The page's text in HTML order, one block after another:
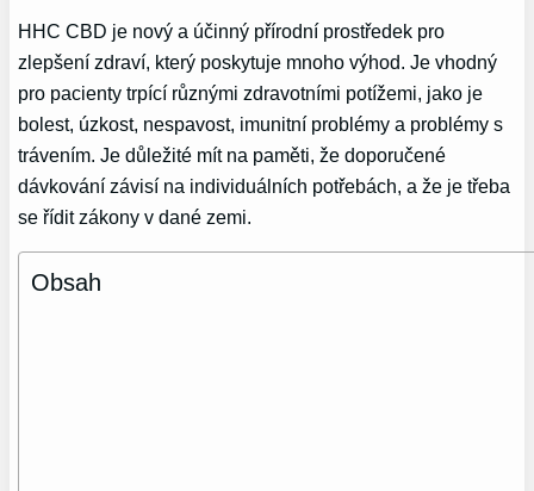
HHC CBD je nový a účinný přírodní prostředek pro
zlepšení zdraví, který poskytuje mnoho výhod. Je vhodný
pro pacienty trpící různými zdravotními potížemi, jako je
bolest, úzkost, nespavost, imunitní problémy a problémy s
trávením. Je důležité mít na paměti, že doporučené
dávkování závisí na individuálních potřebách, a že je třeba
se řídit zákony v dané zemi.
Obsah